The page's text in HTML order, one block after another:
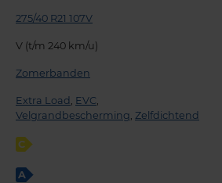
275/40 R21 107V
V (t/m 240 km/u)
Zomerbanden
Extra Load EVC
Velgrandbescherming Zelfdichtend
C
A